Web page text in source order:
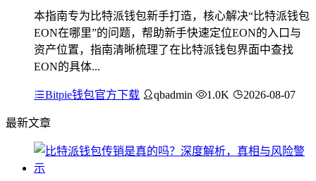
本指南专为比特派钱包新手打造，核心解决“比特派钱包
EON在哪里”的问题，帮助新手快速定位EON的入口与
资产位置，指南清晰梳理了在比特派钱包界面中查找
EON的具体...
Bitpie钱包官方下载 qbadmin 1.0K 2026-08-07
最新文章